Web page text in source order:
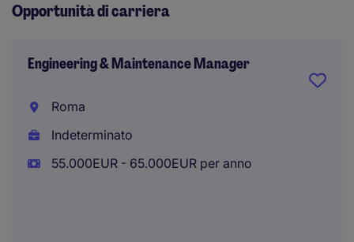
Opportunità di carriera
Engineering & Maintenance Manager
Roma
Indeterminato
55.000EUR - 65.000EUR per anno